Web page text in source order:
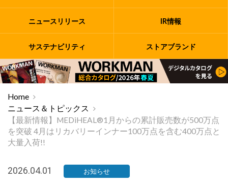
ニュースリリース IR情報
サステナビリティ ストアブランド
Home
ニュース＆トピックス
【最新情報】MEDiHEAL®1月からの累計販売数が500万点
を突破 4月はリカバリーインナー100万点を含む400万点と
大量入荷!!
2026.04.01 お知らせ